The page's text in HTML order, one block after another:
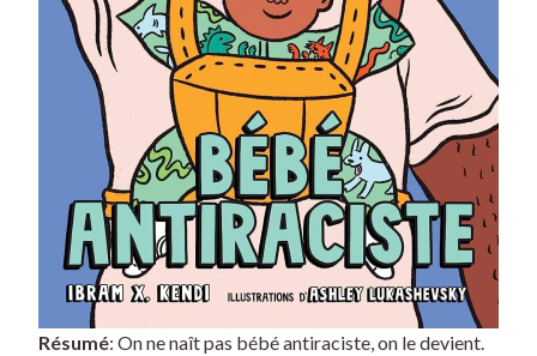
Résumé: On ne naît pas bébé antiraciste, on le devient.